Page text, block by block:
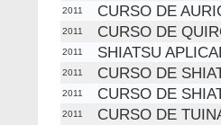
2011 CURSO DE
2011 CURSO DE
2011 SHIATSU
2011 CURSO DE
2011 CURSO DE
2011 CURSO DE